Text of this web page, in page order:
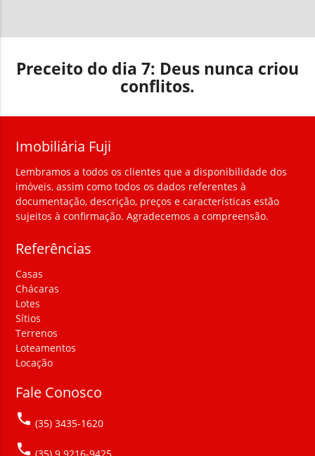
Preceito do dia 7: Deus nunca criou
conflitos.
Imobiliária Fuji
Lembramos a todos os clientes que a disponibilidade dos
imóveis, assim como todos os dados referentes à
documentação, descrição, preços e características estão
sujeitos à confirmação. Agradecemos a compreensão.
Referências
Casas
Chácaras
Lotes
Sítios
Terrenos
Loteamentos
Locação
Fale Conosco
local_phone (35) 3435-1620
local_phone